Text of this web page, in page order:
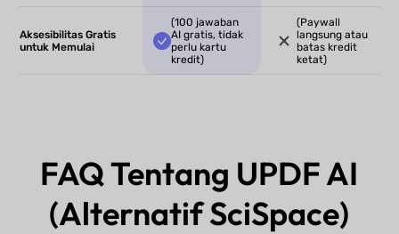
Aksesibilitas Gratis
untuk Memulai
(100 jawaban
AI gratis, tidak
perlu kartu
kredit)
(Paywall
langsung atau
batas kredit
ketat)
FAQ Tentang UPDF AI
(Alternatif SciSpace)